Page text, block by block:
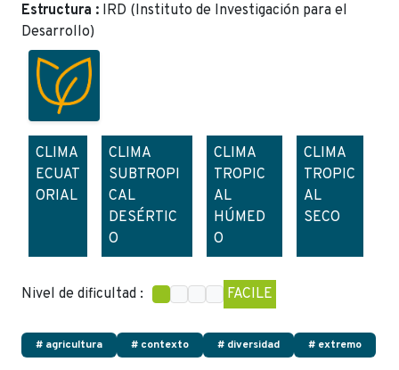
Estructura : IRD (Instituto de Investigación para el
Desarrollo)
CLIMA
ECUAT
ORIAL
CLIMA
SUBTROPI
CAL
DESÉRTIC
O
CLIMA
TROPIC
AL
HÚMED
O
CLIMA
TROPIC
AL
SECO
Nivel de dificultad : FACILE
# agricultura # contexto # diversidad # extremo